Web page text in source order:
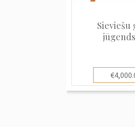
Sieviešu